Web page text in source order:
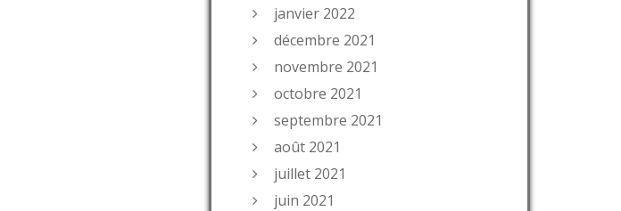
janvier 2022
décembre 2021
novembre 2021
octobre 2021
septembre 2021
août 2021
juillet 2021
juin 2021